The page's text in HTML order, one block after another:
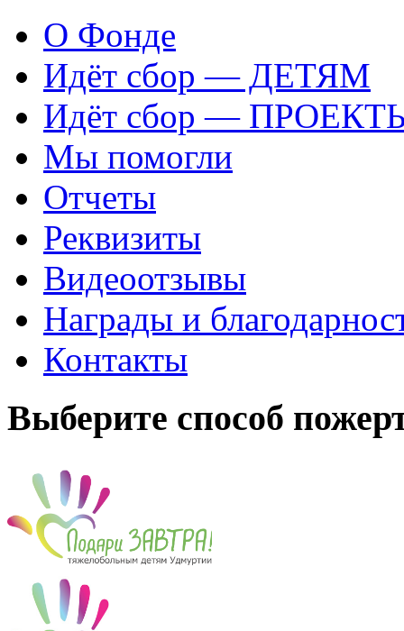
О Фонде
Идёт сбор — ДЕТЯМ
Идёт сбор —
Мы помогли
Отчеты
Реквизиты
Видеоотзывы
Награды и
Контакты
Выберите способ